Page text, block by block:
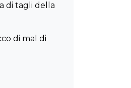
di tagli della
di mal di